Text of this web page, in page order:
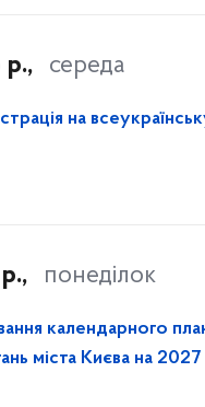
р., середа
на
понеділок
календарного
міста Києва на 2027